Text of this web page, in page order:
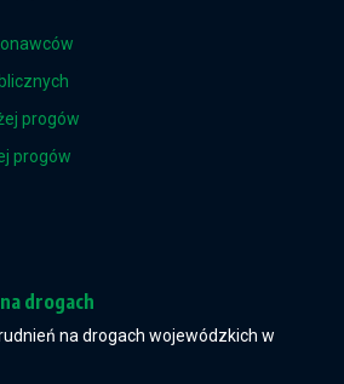
progów
progów
drogach
na drogach wojewódzkich w